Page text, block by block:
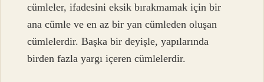
cümleler, ifadesini eksik bırakmamak için bir
ana cümle ve en az bir yan cümleden oluşan
cümlelerdir. Başka bir deyişle, yapılarında
birden fazla yargı içeren cümlelerdir.